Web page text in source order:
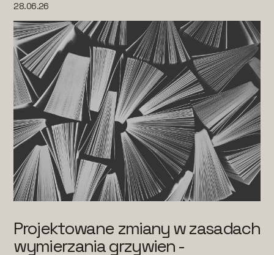
28.06.26
Projektowane zmiany w zasadach
wymierzania grzywien -